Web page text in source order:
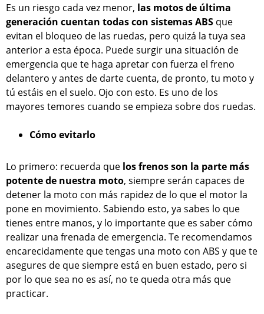
Es un riesgo cada vez menor, las motos de última
generación cuentan todas con sistemas ABS que
evitan el bloqueo de las ruedas, pero quizá la tuya sea
anterior a esta época. Puede surgir una situación de
emergencia que te haga apretar con fuerza el freno
delantero y antes de darte cuenta, de pronto, tu moto y
tú estáis en el suelo. Ojo con esto. Es uno de los
mayores temores cuando se empieza sobre dos ruedas.
Cómo evitarlo
Lo primero: recuerda que los frenos son la parte más
potente de nuestra moto, siempre serán capaces de
detener la moto con más rapidez de lo que el motor la
pone en movimiento. Sabiendo esto, ya sabes lo que
tienes entre manos, y lo importante que es saber cómo
realizar una frenada de emergencia. Te recomendamos
encarecidamente que tengas una moto con ABS y que te
asegures de que siempre está en buen estado, pero si
por lo que sea no es así, no te queda otra más que
practicar.